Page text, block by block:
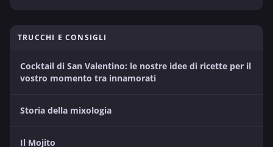
TRUCCHI E CONSIGLI
Cocktail di San Valentino: le nostre idee di ricette per il
vostro momento tra innamorati
Storia della mixologia
Il Mojito